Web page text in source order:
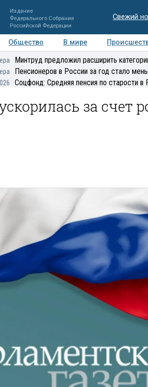
Издание
Федерального Собрания
Российской Федерации
Свежий
Общество В мире
Регионы Медиацентр
Минтруд предложил расширить
Пенсионеров в России за год стало
Соцфонд: Средняя пенсия по старости
за счет